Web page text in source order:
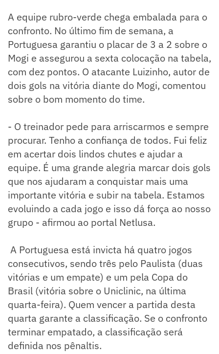
A equipe rubro-verde chega embalada para o
confronto. No último fim de semana, a
Portuguesa garantiu o placar de 3 a 2 sobre o
Mogi e assegurou a sexta colocação na tabela,
com dez pontos. O atacante Luizinho, autor de
dois gols na vitória diante do Mogi, comentou
sobre o bom momento do time.
- O treinador pede para arriscarmos e sempre
procurar. Tenho a confiança de todos. Fui feliz
em acertar dois lindos chutes e ajudar a
equipe. É uma grande alegria marcar dois gols
que nos ajudaram a conquistar mais uma
importante vitória e subir na tabela. Estamos
evoluindo a cada jogo e isso dá força ao nosso
grupo - afirmou ao portal Netlusa.
A Portuguesa está invicta há quatro jogos
consecutivos, sendo três pelo Paulista (duas
vitórias e um empate) e um pela Copa do
Brasil (vitória sobre o Uniclinic, na última
quarta-feira). Quem vencer a partida desta
quarta garante a classificação. Se o confronto
terminar empatado, a classificação será
definida nos pênaltis.